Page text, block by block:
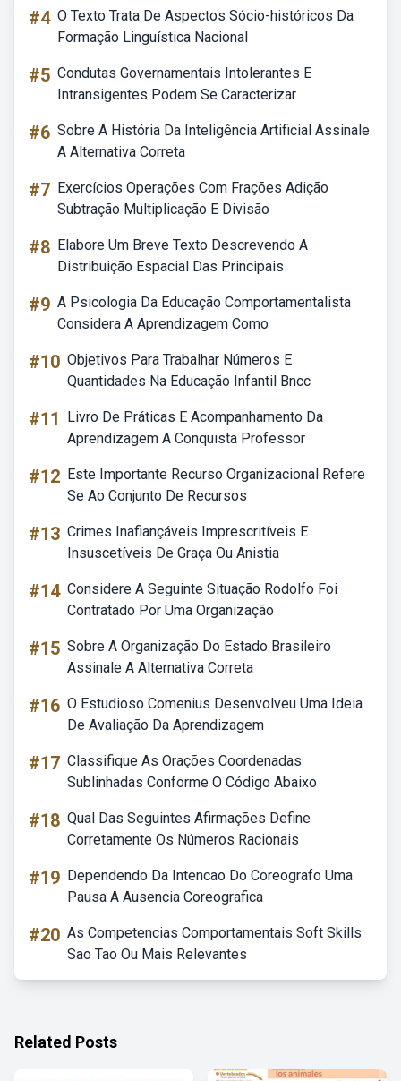
#4 O Texto Trata De Aspectos Sócio-históricos Da
Formação Linguística Nacional
#5 Condutas Governamentais Intolerantes E
Intransigentes Podem Se Caracterizar
#6 Sobre A História Da Inteligência Artificial Assinale
A Alternativa Correta
#7 Exercícios Operações Com Frações Adição
Subtração Multiplicação E Divisão
#8 Elabore Um Breve Texto Descrevendo A
Distribuição Espacial Das Principais
#9 A Psicologia Da Educação Comportamentalista
Considera A Aprendizagem Como
#10 Objetivos Para Trabalhar Números E
Quantidades Na Educação Infantil Bncc
#11
Livro De Práticas E Acompanhamento Da
Aprendizagem A Conquista Professor
#12 Este Importante Recurso Organizacional Refere
Se Ao Conjunto De Recursos
#13 Crimes Inafiançáveis Imprescritíveis E
Insuscetíveis De Graça Ou Anistia
#14 Considere A Seguinte Situação Rodolfo Foi
Contratado Por Uma Organização
#15 Sobre A Organização Do Estado Brasileiro
Assinale A Alternativa Correta
#16 O Estudioso Comenius Desenvolveu Uma Ideia
De Avaliação Da Aprendizagem
#17 Classifique As Orações Coordenadas
Sublinhadas Conforme O Código Abaixo
#18 Qual Das Seguintes Afirmações Define
Corretamente Os Números Racionais
#19 Dependendo Da Intencao Do Coreografo Uma
Pausa A Ausencia Coreografica
#20 As Competencias Comportamentais Soft Skills
Sao Tao Ou Mais Relevantes
Related Posts